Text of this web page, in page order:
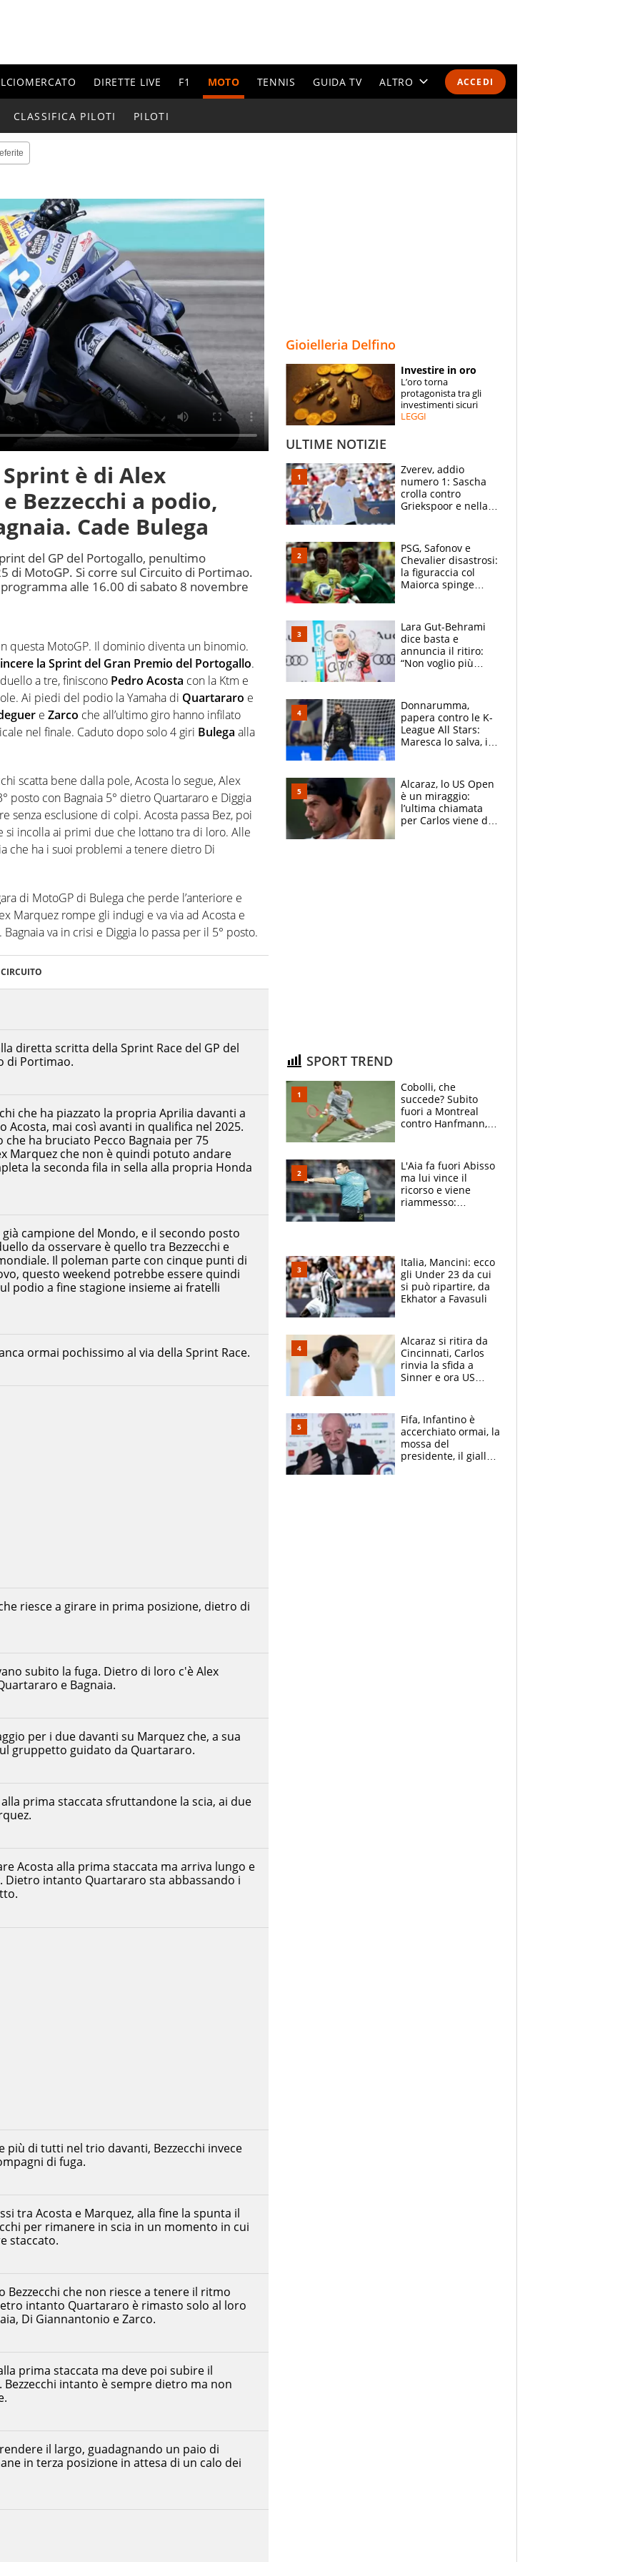
ACCEDI
DIRETTE LIVE F1 MOTO TENNIS GUIDA TV ALTRO
ESPERTI
CONTATTI
CLASSIFICA PILOTI PILOTI
è di Alex
Bezzecchi a podio,
Cade Bulega
del GP del Portogallo, penultimo
di MotoGP. Si corre sul Circuito di Portimao.
alle 16.00 di sabato 8 novembre
questa MotoGP. Il dominio diventa un binomio.
la Sprint del Gran Premio del Portogallo.
a tre, finiscono Pedro Acosta con la Ktm e
Ai piedi del podio la Yamaha di Quartararo e
e Zarco che all’ultimo giro hanno infilato
nel finale. Caduto dopo solo 4 giri Bulega alla
scatta bene dalla pole, Acosta lo segue, Alex
posto con Bagnaia 5° dietro Quartararo e Diggia
senza esclusione di colpi. Acosta passa Bez, poi
si incolla ai primi due che lottano tra di loro. Alle
che ha i suoi problemi a tenere dietro Di
di MotoGP di Bulega che perde l’anteriore e
Marquez rompe gli indugi e va via ad Acosta e
va in crisi e Diggia lo passa per il 5° posto.
CIRCUITO
il largo, guadagnando un paio di
in terza posizione in attesa di un calo dei
prima staccata ma deve poi subire il
intanto è sempre dietro ma non
Bezzecchi che non riesce a tenere il ritmo
intanto Quartararo è rimasto solo al loro
Di Giannantonio e Zarco.
tra Acosta e Marquez, alla fine la spunta il
per rimanere in scia in un momento in cui
staccato.
più di tutti nel trio davanti, Bezzecchi invece
di fuga.
Acosta alla prima staccata ma arriva lungo e
Dietro intanto Quartararo sta abbassando i
alla prima staccata sfruttandone la scia, ai due
per i due davanti su Marquez che, a sua
gruppetto guidato da Quartararo.
subito la fuga. Dietro di loro c'è Alex
e Bagnaia.
riesce a girare in prima posizione, dietro di
ormai pochissimo al via della Sprint Race.
campione del Mondo, e il secondo posto
da osservare è quello tra Bezzecchi e
Il poleman parte con cinque punti di
questo weekend potrebbe essere quindi
podio a fine stagione insieme ai fratelli
che ha piazzato la propria Aprilia davanti a
Acosta, mai così avanti in qualifica nel 2025.
ha bruciato Pecco Bagnaia per 75
Marquez che non è quindi potuto andare
la seconda fila in sella alla propria Honda
diretta scritta della Sprint Race del GP del
di Portimao.
Gioielleria Delfino
Investire in oro
L’oro torna
protagonista tra gli
investimenti sicuri
LEGGI
ULTIME NOTIZIE
Zverev, addio
numero 1: Sascha
crolla contro
Griekspoor e nella
terzo. Quanti malori
a Montreal
PSG, Safonov e
Chevalier disastrosi:
la figuraccia col
Maiorca spinge
rischio beffa
Lara Gut-Behrami
dice basta e
annuncia il ritiro:
“Non voglio più
Brignone
Donnarumma,
papera contro le K-
League All Stars:
Maresca lo salva, i
Alcaraz, lo US Open
è un miraggio:
l’ultima chiamata
per Carlos viene da
SPORT TREND
Cobolli, che
succede? Subito
fuori a Montreal
contro Hanfmann,
L'Aia fa fuori Abisso
ma lui vince il
ricorso e viene
riammesso:
Italia, Mancini: ecco
gli Under 23 da cui
si può ripartire, da
Ekhator a Favasuli
Alcaraz si ritira da
Cincinnati, Carlos
rinvia la sfida a
Sinner e ora US
Fifa, Infantino è
accerchiato ormai, la
mossa del
presidente, il giallo